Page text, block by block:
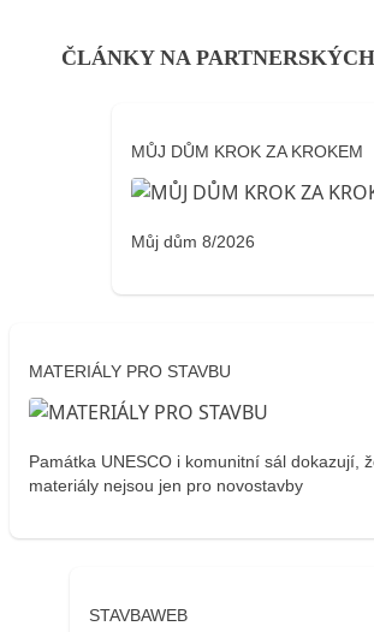
ČLÁNKY NA
MŮJ DŮM KROK ZA KROKEM
Můj dům 8/2026
MATERIÁLY PRO STAVBU
Památka UNESCO i komunitní sál dokazují,
materiály nejsou jen pro novostavby
STAVBAWEB